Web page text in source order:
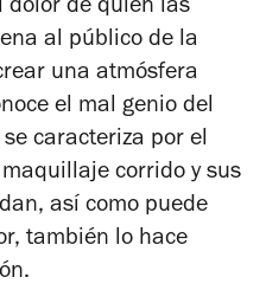
dolor de quien las
al público de la
una atmósfera
el mal genio del
caracteriza por el
corrido y sus
así como puede
también lo hace